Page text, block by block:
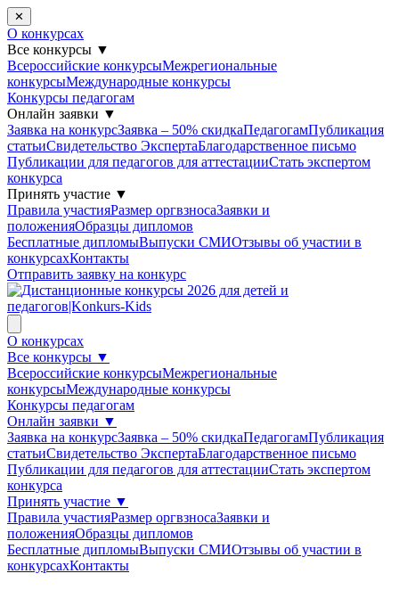
✕
О конкурсах
Все конкурсы ▼
Всероссийские конкурсыМежрегиональные
конкурсыМеждународные конкурсы
Конкурсы педагогам
Онлайн заявки ▼
Заявка на конкурсЗаявка – 50% скидкаПедагогамПубликация
статьиСвидетельство ЭкспертаБлагодарcтвенное письмо
Публикации для педагогов для аттестацииСтать экспертом
конкурса
Принять участие ▼
Правила участияРазмер оргвзносаЗаявки и
положенияОбразцы дипломов
Бесплатные дипломыВыпуски СМИОтзывы об участии в
конкурсахКонтакты
Отправить заявку на конкурс
О конкурсах
Все конкурсы ▼
Всероссийские конкурсыМежрегиональные
конкурсыМеждународные конкурсы
Конкурсы педагогам
Онлайн заявки ▼
Заявка на конкурсЗаявка – 50% скидкаПедагогамПубликация
статьиСвидетельство ЭкспертаБлагодарcтвенное письмо
Публикации для педагогов для аттестацииСтать экспертом
конкурса
Принять участие ▼
Правила участияРазмер оргвзносаЗаявки и
положенияОбразцы дипломов
Бесплатные дипломыВыпуски СМИОтзывы об участии в
конкурсахКонтакты